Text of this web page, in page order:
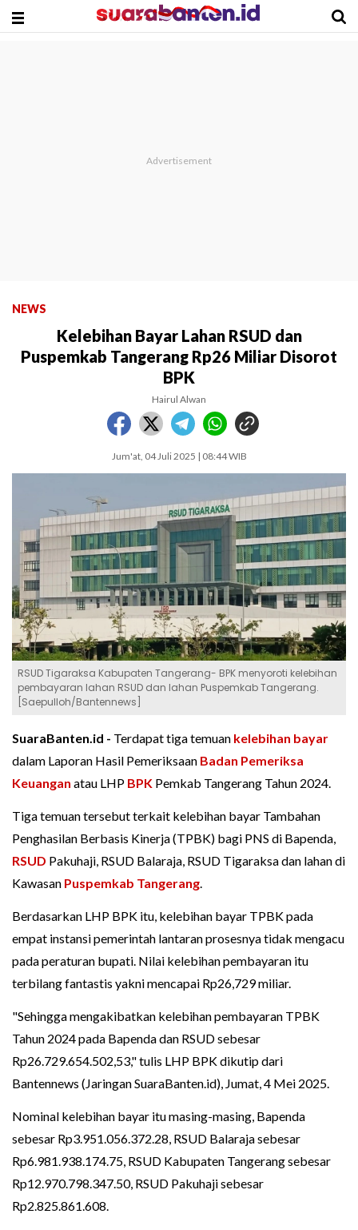
NEWS
Kelebihan Bayar Lahan RSUD dan
Puspemkab Tangerang Rp26 Miliar Disorot
BPK
Hairul Alwan
Jum'at, 04 Juli 2025 | 08:44 WIB
RSUD Tigaraksa Kabupaten Tangerang- BPK menyoroti kelebihan
pembayaran lahan RSUD dan lahan Puspemkab Tangerang.
[Saepulloh/Bantennews]
SuaraBanten.id - Terdapat tiga temuan kelebihan bayar
dalam Laporan Hasil Pemeriksaan Badan Pemeriksa
Keuangan atau LHP BPK Pemkab Tangerang Tahun 2024.
Tiga temuan tersebut terkait kelebihan bayar Tambahan
Penghasilan Berbasis Kinerja (TPBK) bagi PNS di Bapenda,
RSUD Pakuhaji, RSUD Balaraja, RSUD Tigaraksa dan lahan di
Kawasan Puspemkab Tangerang.
Berdasarkan LHP BPK itu, kelebihan bayar TPBK pada
empat instansi pemerintah lantaran prosesnya tidak mengacu
pada peraturan bupati. Nilai kelebihan pembayaran itu
terbilang fantastis yakni mencapai Rp26,729 miliar.
"Sehingga mengakibatkan kelebihan pembayaran TPBK
Tahun 2024 pada Bapenda dan RSUD sebesar
Rp26.729.654.502,53," tulis LHP BPK dikutip dari
Bantennews (Jaringan SuaraBanten.id), Jumat, 4 Mei 2025.
Nominal kelebihan bayar itu masing-masing, Bapenda
sebesar Rp3.951.056.372.28, RSUD Balaraja sebesar
Rp6.981.938.174.75, RSUD Kabupaten Tangerang sebesar
Rp12.970.798.347.50, RSUD Pakuhaji sebesar
Rp2.825.861.608.